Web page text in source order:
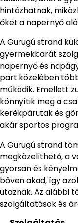
hintázhatnak,
őket a napernyő
A Gurugú strand
gyermekbarát
napernyő és
part közelében
működik. Emellett
könnyítik meg a
kerékpárutak és
akár sportos
A Gurugú strand
megközelíthető, a
gyorsan és
bőven akad, így
utaznak. Az alábbi
szolgáltatások és